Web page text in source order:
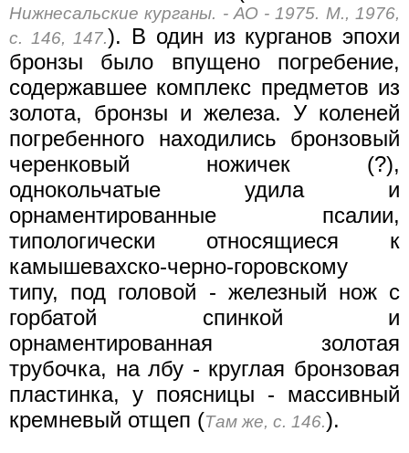
Нижнесальские курганы. - АО - 1975. М., 1976,
с. 146, 147.). В один из курганов эпохи
бронзы было впущено погребение,
содержавшее комплекс предметов из
золота, бронзы и железа. У коленей
погребенного находились бронзовый
черенковый ножичек (?),
однокольчатые удила и
орнаментированные псалии,
типологически относящиеся к
камышевахско-черно-горовскому
типу, под головой - железный нож с
горбатой спинкой и
орнаментированная золотая
трубочка, на лбу - круглая бронзовая
пластинка, у поясницы - массивный
кремневый отщеп (Там же, с. 146.).